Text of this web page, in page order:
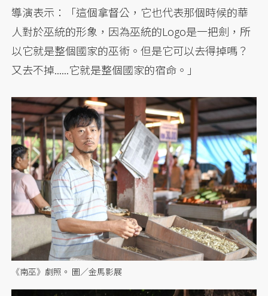
導演表示：「這個拿督公，它也代表那個時候的華
人對於巫統的形象，因為巫統的Logo是一把劍，所
以它就是整個國家的巫術。但是它可以去得掉嗎？
又去不掉......它就是整個國家的宿命。」
《南巫》劇照。 圖／金馬影展